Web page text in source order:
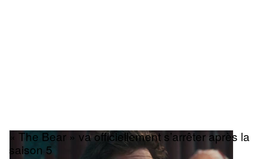
« The Bear » va officiellement s’arrêter après la
saison 5